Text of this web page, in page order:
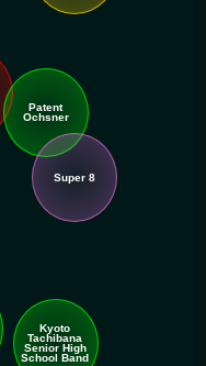
Patent
Ochsner
Super 8
Kyoto
Tachibana
Senior High
School Band